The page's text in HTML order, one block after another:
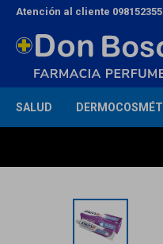
SALUD
Atención al cliente 098152355